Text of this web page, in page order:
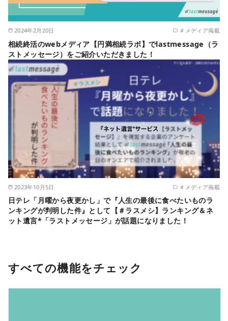
2024年2月20日 ＃メディア掲載
相続終活のwebメディア【円満相続ラボ】でlastmessage（ラ
ストメッセージ）をご紹介いただきました！
2023年10月5日 ＃メディア掲載
日テレ「月曜から夜更かし」で『人生の最後に食べたいものラ
ンキングが判明した件』として【＃ラスメシ】ランキング＆ネ
ット遺言*「ラストメッセージ」が話題になりました！
すべての機能をチェック